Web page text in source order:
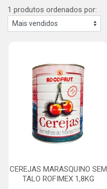
1 produtos ordenados por:
CEREJAS MARASQUINO SEM
TALO ROFIMEX 1,8KG